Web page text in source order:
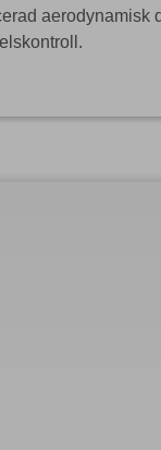
aerodynamisk